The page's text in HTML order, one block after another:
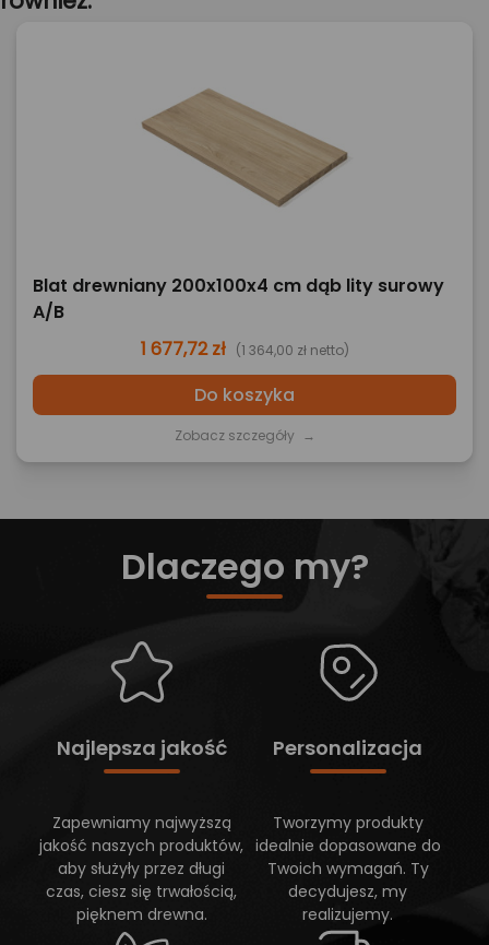
Blat drewniany 200x100x4 cm dąb lity surowy
A/B
1 677,72 zł (1 364,00 zł netto)
Do koszyka
Zobacz szczegóły →
Dlaczego my?
Najlepsza jakość
Zapewniamy najwyższą
jakość naszych produktów,
aby służyły przez długi
czas, ciesz się trwałością,
pięknem drewna.
Personalizacja
Tworzymy produkty
idealnie dopasowane do
Twoich wymagań. Ty
decydujesz, my
realizujemy.